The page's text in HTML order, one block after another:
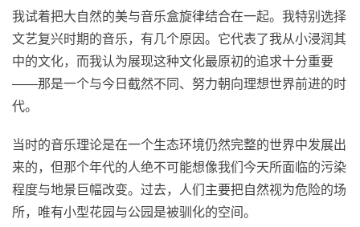
我试着把大自然的美与音乐盒旋律结合在一起。我特别选择
文艺复兴时期的音乐，有几个原因。它代表了我从小浸润其
中的文化，而我认为展现这种文化最原初的追求十分重要
——那是一个与今日截然不同、努力朝向理想世界前进的时
代。
当时的音乐理论是在一个生态环境仍然完整的世界中发展出
来的，但那个年代的人绝不可能想像我们今天所面临的污染
程度与地景巨幅改变。过去，人们主要把自然视为危险的场
所，唯有小型花园与公园是被驯化的空间。